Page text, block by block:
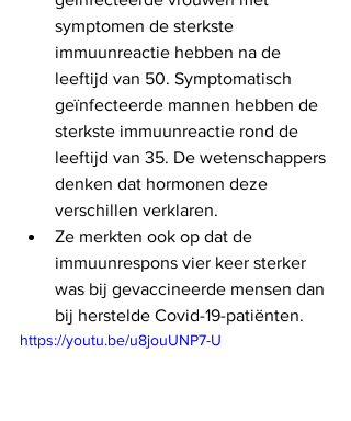
symptomen de sterkste
immuunreactie hebben na de
leeftijd van 50. Symptomatisch
geïnfecteerde mannen hebben de
sterkste immuunreactie rond de
leeftijd van 35. De wetenschappers
denken dat hormonen deze
verschillen verklaren.
Ze merkten ook op dat de
immuunrespons vier keer sterker
was bij gevaccineerde mensen dan
bij herstelde Covid-19-patiënten.
https://youtu.be/u8jouUNP7-U